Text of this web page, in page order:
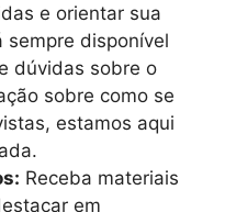
e orientar sua
sempre disponível
dúvidas sobre o
sobre como se
estamos aqui
Receba materiais
em